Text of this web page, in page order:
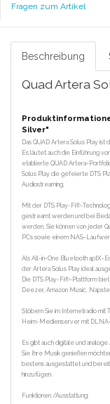
Fragen zum Artikel
Beschreibung
Quad Artera
Silver"
Das QUAD Artera Solus Play
Es läutet auch die Einführung
etablierte QUAD Artera-
Solus Play die gefeierte DTS
Audiostreaming.
Mit der DTS Play-Fi®-
gestreamt werden und bei
werden. Sie können von jeder
PCs sowie einem NAS-
Als All-in-One Bluetooth aptX-
der Artera Solus Play ideal
Die DTS Play-Fi®-Plattform
Deezer, Amazon Music,
Stöbern Sie im Internetradio mit
Heim-Medienserver mit DLNA-
Es gibt auch digitale und
Sie Ihre Musik genießen
bestens ausgestattet und
hinzufügen.
Funktionen /Ausstattung: